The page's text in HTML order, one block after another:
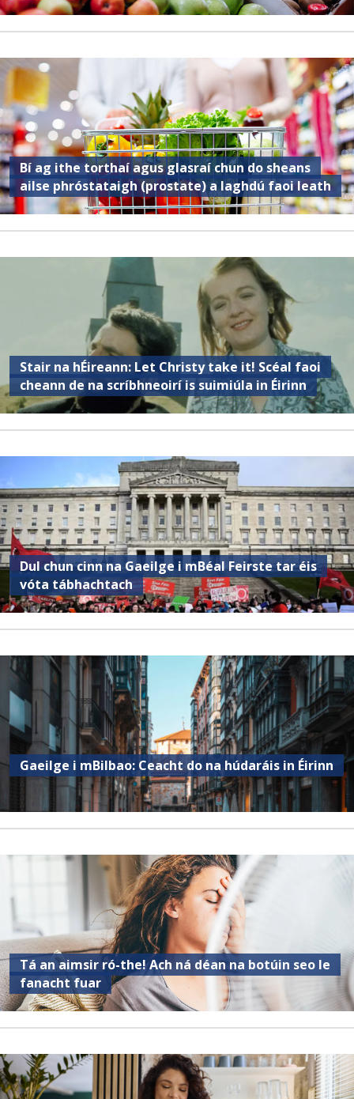
Bí ag ithe torthaí agus glasraí chun do sheans
ailse phróstataigh (prostate) a laghdú faoi leath
Stair na hÉireann: Let Christy take it! Scéal faoi
cheann de na scríbhneoirí is suimiúla in Éirinn
Dul chun cinn na Gaeilge i mBéal Feirste tar éis
vóta tábhachtach
Gaeilge i mBilbao: Ceacht do na húdaráis in Éirinn
Tá an aimsir ró-the! Ach ná déan na botúin seo le
fanacht fuar